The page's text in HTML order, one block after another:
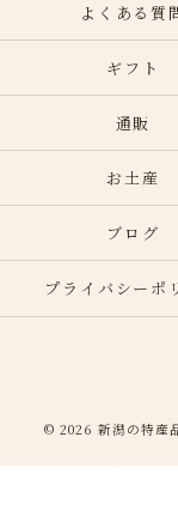
よくある質
ギフト
通販
お土産
ブログ
プライバシーポ
© 2026 新潟の特産